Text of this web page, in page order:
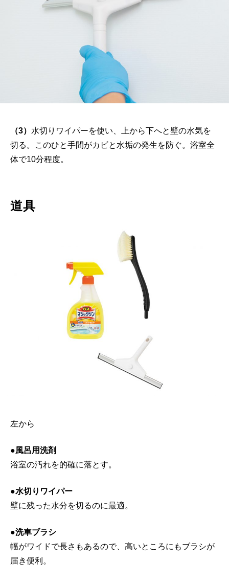
（3） 水切りワイパーを使い、上から下へと壁の水気を
切る。このひと手間がカビと水垢の発生を防ぐ。浴室全
体で10分程度。
道具
左から
●風呂用洗剤
浴室の汚れを的確に落とす。
●水切りワイパー
壁に残った水分を切るのに最適。
●洗車ブラシ
幅がワイドで長さもあるので、高いところにもブラシが
届き便利。